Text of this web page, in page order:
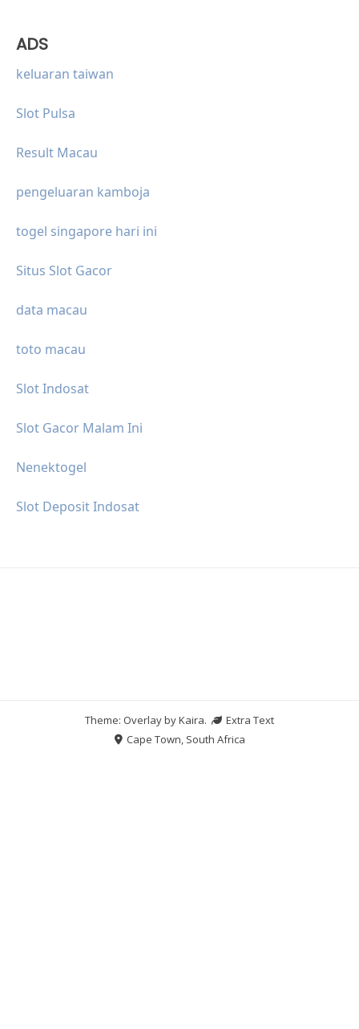
ADS
keluaran taiwan
Slot Pulsa
Result Macau
pengeluaran kamboja
togel singapore hari ini
Situs Slot Gacor
data macau
toto macau
Slot Indosat
Slot Gacor Malam Ini
Nenektogel
Slot Deposit Indosat
Theme: Overlay byKaira.
Extra Text
Cape Town, South Africa